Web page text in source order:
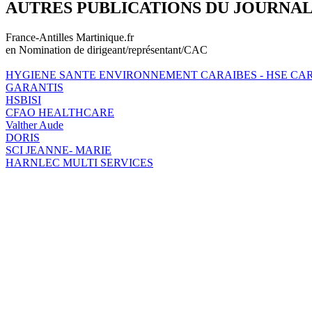
AUTRES PUBLICATIONS DU JOURNAL
France-Antilles Martinique.fr
en Nomination de dirigeant/représentant/CAC
HYGIENE SANTE ENVIRONNEMENT CARAIBES - HSE
GARANTIS
HSBISI
CFAO HEALTHCARE
Valther Aude
DORIS
SCI JEANNE- MARIE
HARNLEC MULTI SERVICES